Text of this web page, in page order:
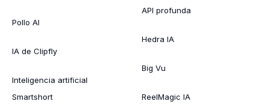
Pollo AI
IA de Clipfly
Inteligencia artificial
Smartshort
API profunda
Hedra IA
Big Vu
ReelMagic IA